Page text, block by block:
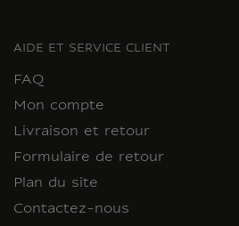
AIDE ET SERVICE CLIENT
FAQ
Mon compte
Livraison et retour
Formulaire de retour
Plan du site
Contactez-nous